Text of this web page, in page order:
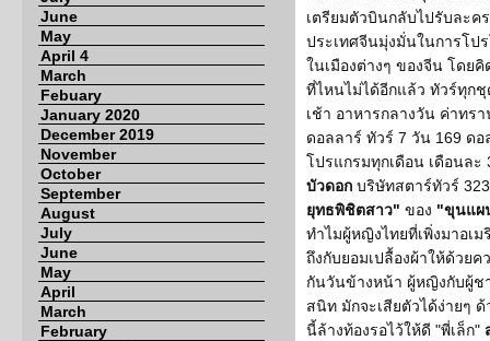
June
May
April 4
March
Febuary
January 2020
December 2019
November
October
September
August
July
June
May
April
March
February
เตรียมตัวบินกลับไปรับละค
ประเทศจีนมุ่งมั่นในการโป
ในเมืองต่างๆ ของจีน โดย
ที่ไหนไม่ได้อีกแล้ว ทัวร์ทุก
เช้า อาหารกลางวัน ค่าทร
ดอลลาร์ ทัวร์ 7 วัน 169 ด
โปรแกรมทุกเดือน เดือนล
บัวดอก บริษัทสตาร์ทัวร์
ยุทธพิชิตสาว" ของ "ขุนแผ
ทำไมผู้หญิงไทยที่เพิ่งมาอเม
ถึงกับยอมเปลื้องผ้าให้ด้วย
กันวันข้างหน้า ผู้หญิงกับผู้ช
สนิท มักจะเสียตัวได้ง่ายๆ
นี้ล้างท้องรอไว้ให้ดี "พี่เล็ก"